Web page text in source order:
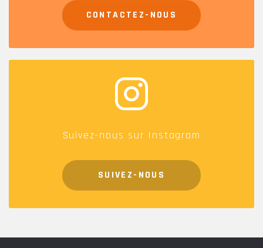
CONTACTEZ-NOUS
Suivez-nous sur Instagram
SUIVEZ-NOUS